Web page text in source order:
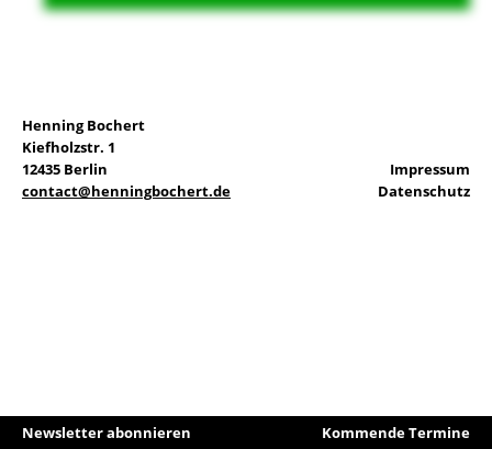
EN
Suchen
Henning Bochert
Kiefholzstr. 1
12435 Berlin
contact@henningbochert.de
Impressum
Datenschutz
Newsletter abonnieren Kommende Termine